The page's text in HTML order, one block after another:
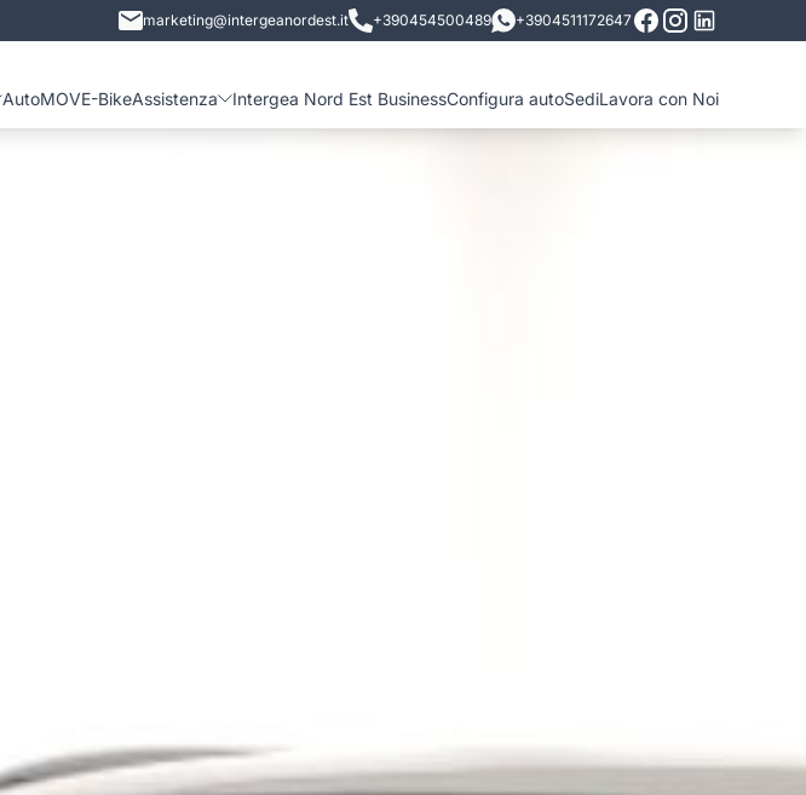
marketing@intergeanordest.it +390454500489 +3904511172647
AutoMOVE-BikeAssistenza Intergea Nord Est BusinessConfigura autoSediLavora con Noi